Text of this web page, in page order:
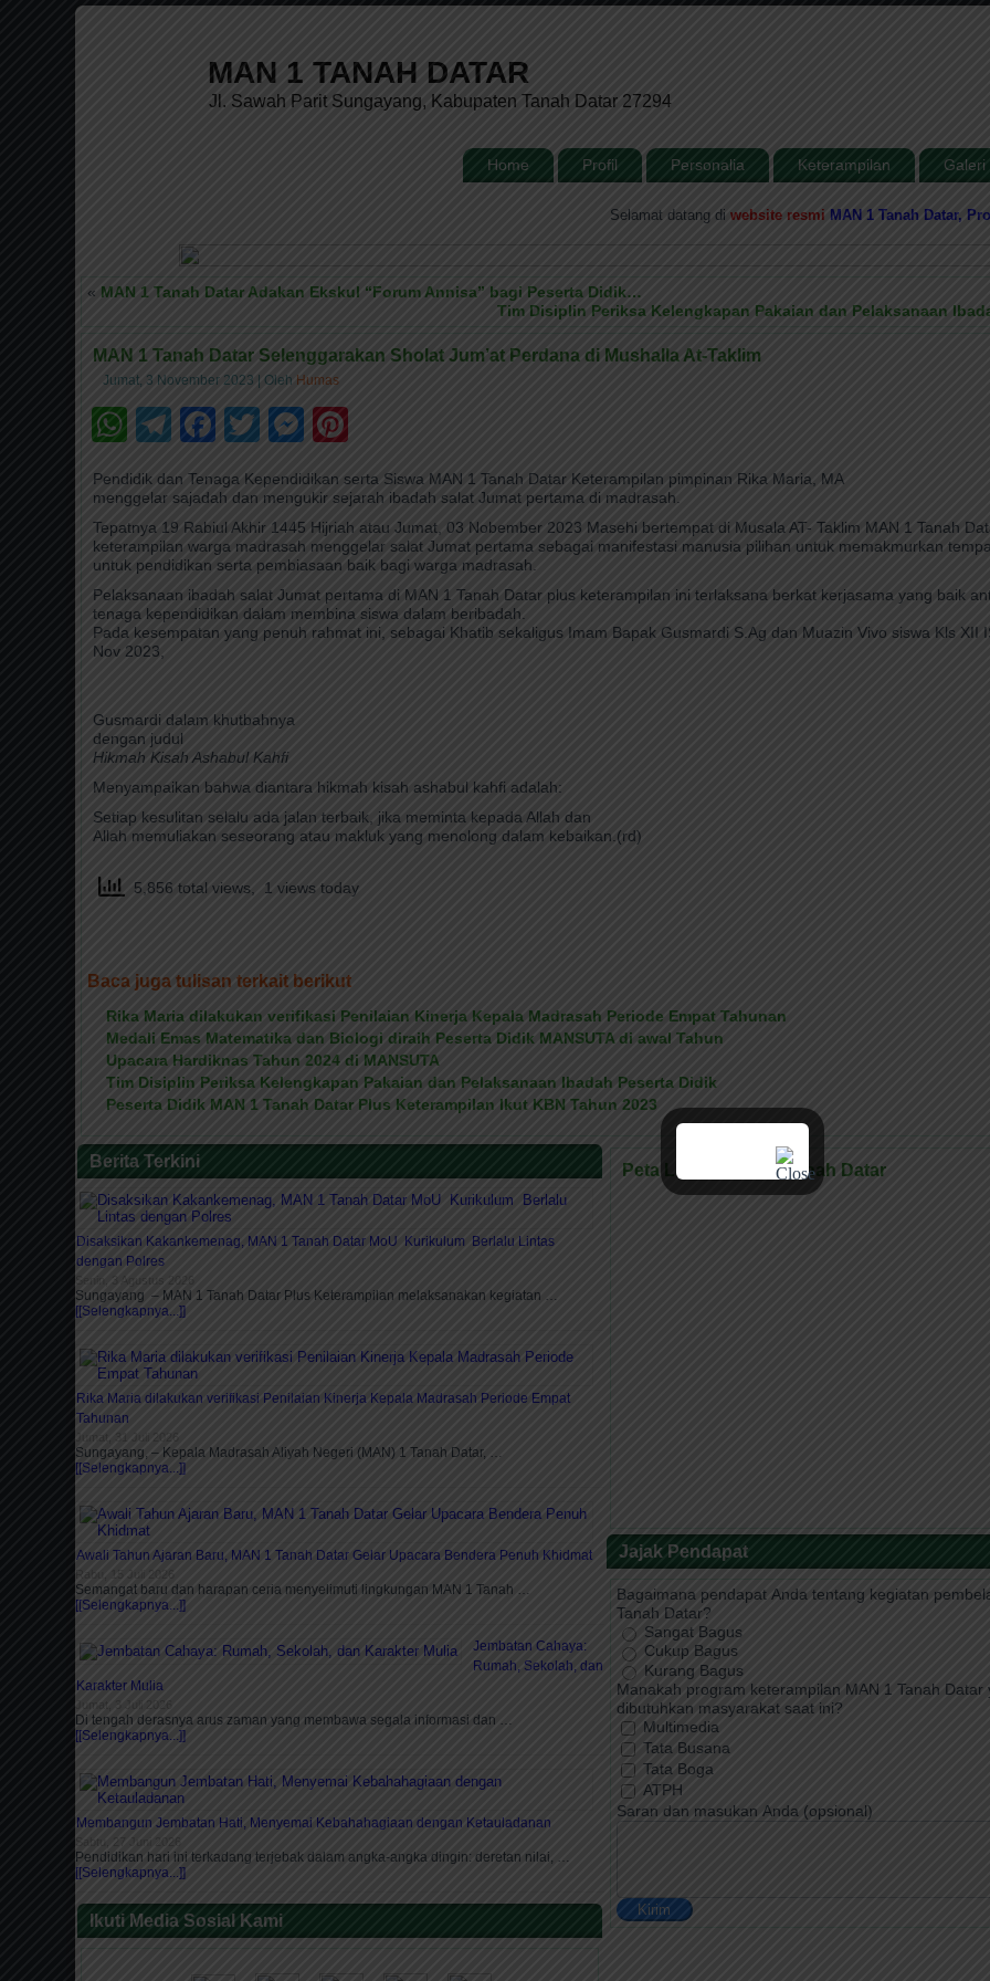
MAN 1 TANAH DATAR
Jl. Sawah Parit Sungayang, Kabupaten Tanah Datar 27294
Home Profil Personalia Keterampilan Galeri
Selamat datang diwebsite resmi MAN 1 Tanah Datar,
« MAN 1 Tanah Datar Adakan Ekskul “Forum Annisa” bagi Peserta Didik…
Tim Disiplin Periksa Kelengkapan Pakaian dan Pelaksanaan
MAN 1 Tanah Datar Selenggarakan Sholat Jum’at Perdana di Mushalla At-Taklim
Jumat, 3 November 2023 Oleh Humas
WhatsApp
Telegram
Facebook
TwitterMessenger
Pendidik dan Tenaga Kependidikan serta Siswa MAN 1 Tanah Datar Keterampilan pimpinan Rika Maria, MA
menggelar sajadah dan mengukir sejarah ibadah salat Jumat pertama di madrasah.
Tepatnya 19 Rabiul Akhir 1445 Hijriah atau Jumat, 03 Nobember 2023 Masehi bertempat di Musala AT- Taklim MAN 1 Tanah
keterampilan warga madrasah menggelar salat Jumat pertama sebagai manifestasi manusia pilihan untuk memakmurkan
untuk pendidikan serta pembiasaan baik bagi warga madrasah.
Pelaksanaan ibadah salat Jumat pertama di MAN 1 Tanah Datar plus keterampilan ini terlaksana berkat kerjasama yang baik
tenaga kependidikan dalam membina siswa dalam beribadah.
Pada kesempatan yang penuh rahmat ini, sebagai Khatib sekaligus Imam Bapak Gusmardi S.Ag dan Muazin Vivo siswa Kls XII
Nov 2023,
Gusmardi dalam khutbahnya
dengan judul
Hikmah Kisah Ashabul Kahfi
Menyampaikan bahwa diantara hikmah kisah ashabul kahfi adalah:
Setiap kesulitan selalu ada jalan terbaik, jika meminta kepada Allah dan
Allah memuliakan seseorang atau makluk yang menolong dalam kebaikan.(rd)
5,856 total views, 1 views today
Baca juga tulisan terkait berikut
Rika Maria dilakukan verifikasi Penilaian Kinerja Kepala Madrasah Periode Empat Tahunan
Medali Emas Matematika dan Biologi diraih Peserta Didik MANSUTA di awal Tahun
Upacara Hardiknas Tahun 2024 di MANSUTA
Tim Disiplin Periksa Kelengkapan Pakaian dan Pelaksanaan Ibadah Peserta Didik
Peserta Didik MAN 1 Tanah Datar Plus Keterampilan Ikut KBN Tahun 2023
Berita Terkini
Disaksikan Kakankemenag, MAN 1 Tanah Datar MoU Kurikulum Berlalu Lintas
dengan Polres
Senin, 3 Agustus 2026
Sungayang – MAN 1 Tanah Datar Plus Keterampilan melaksanakan kegiatan …
[[Selengkapnya...]]
Rika Maria dilakukan verifikasi Penilaian Kinerja Kepala Madrasah Periode Empat
Tahunan
Jumat, 31 Juli 2026
Sungayang, – Kepala Madrasah Aliyah Negeri (MAN) 1 Tanah Datar, …
[[Selengkapnya...]]
Awali Tahun Ajaran Baru, MAN 1 Tanah Datar Gelar Upacara Bendera Penuh Khidmat
Rabu, 15 Juli 2026
Semangat baru dan harapan ceria menyelimuti lingkungan MAN 1 Tanah …
[[Selengkapnya...]]
Jembatan Cahaya:
Rumah, Sekolah, dan
Karakter Mulia
Jumat, 3 Juli 2026
Di tengah derasnya arus zaman yang membawa segala informasi dan …
[[Selengkapnya...]]
Membangun Jembatan Hati, Menyemai Kebahahagiaan dengan Ketauladanan
Sabtu, 27 Juni 2026
Pendidikan hari ini terkadang terjebak dalam angka-angka dingin: deretan nilai, …
[[Selengkapnya...]]
Ikuti Media Sosial Kami
Peta Lokasi MAN 1 Tanah Datar
Jajak Pendapat
Bagaimana pendapat Anda tentang kegiatan
Tanah Datar?
Sangat Bagus
Cukup Bagus
Kurang Bagus
Manakah program keterampilan MAN 1 Tanah Datar
dibutuhkan masyarakat saat ini?
Multimedia
Tata Busana
Tata Boga
ATPH
Saran dan masukan Anda (opsional)
Kirim